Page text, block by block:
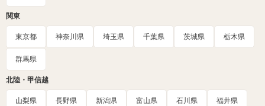
関東
東京都 神奈川県 埼玉県 千葉県 茨城県 栃木県
群馬県
北陸・甲信越
山梨県 長野県 新潟県 富山県 石川県 福井県